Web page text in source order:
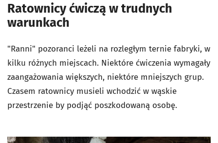
Ratownicy ćwiczą w trudnych
warunkach
"Ranni" pozoranci leżeli na rozległym ternie fabryki, w
kilku różnych miejscach. Niektóre ćwiczenia wymagały
zaangażowania większych, niektóre mniejszych grup.
Czasem ratownicy musieli wchodzić w wąskie
przestrzenie by podjąć poszkodowaną osobę.